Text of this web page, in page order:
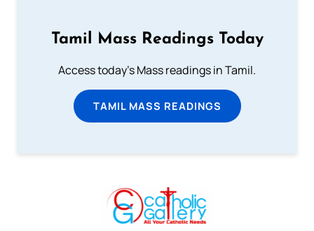
Tamil Mass Readings Today
Access today's Mass readings in Tamil.
TAMIL MASS READINGS